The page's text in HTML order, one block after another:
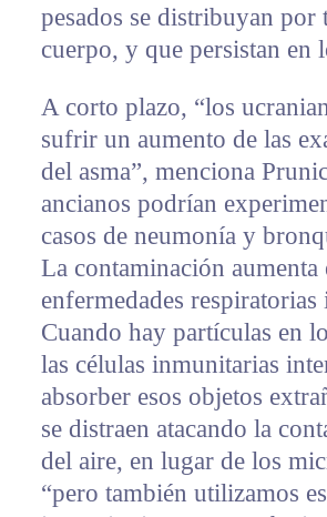
pesados se distribuyan por
cuerpo, y que persistan en
A corto plazo, “los
sufrir un aumento de las
del asma”, menciona
ancianos podrían
casos de neumonía y
La contaminación aumenta
enfermedades respiratorias
Cuando hay partículas en
las células inmunitarias
absorber esos objetos
se distraen atacando la
del aire, en lugar de los
“pero también utilizamos